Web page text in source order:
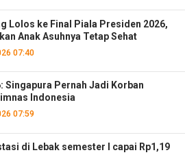
Lolos ke Final Piala Presiden 2026,
Anak Asuhnya Tetap Sehat
07:40
Singapura Pernah Jadi Korban
Indonesia
07:59
di Lebak semester I capai Rp1,19